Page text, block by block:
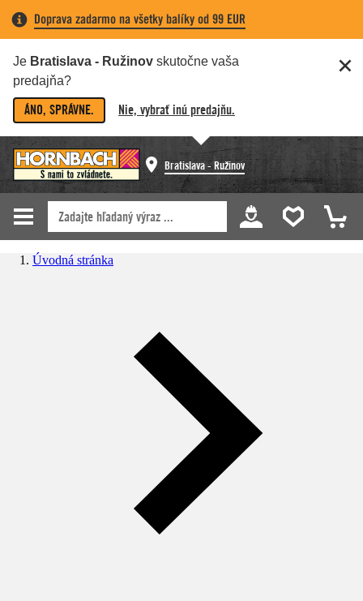
Doprava zadarmo na všetky balíky od 99 EUR
Je Bratislava - Ružinov skutočne vaša
predajňa?
ÁNO, SPRÁVNE. Nie, vybrať inú predajňu.
Bratislava - Ružinov
Úvodná stránka